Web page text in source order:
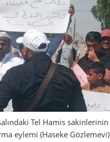
Tel Hamis sakinlerinin
eylemi (Haseke Gözlemevi)